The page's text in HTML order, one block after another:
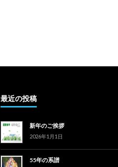
最近の投稿
新年のご挨拶
2026年1月1日
55年の系譜